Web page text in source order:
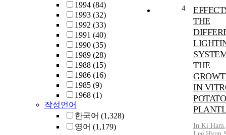
1994 (84)
1993 (32)
1992 (33)
1991 (40)
1990 (35)
1989 (28)
1988 (15)
1986 (16)
1985 (9)
1968 (1)
작성언어
한국어 (1,328)
영어 (1,179)
4
THE
THE
IN
POTATO
In Ki Ham,